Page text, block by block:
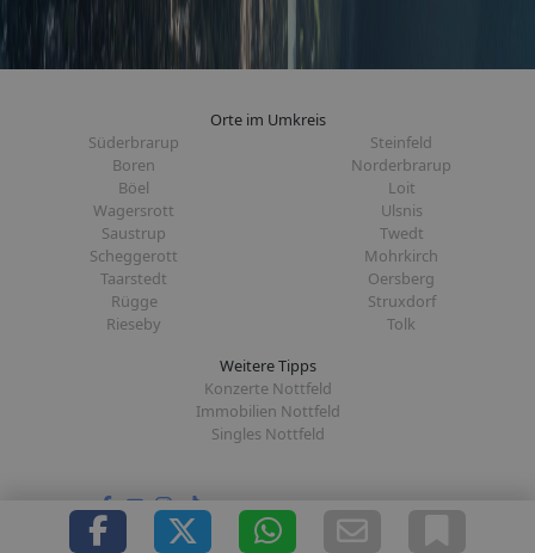
Orte im Umkreis
Süderbrarup
Steinfeld
Boren
Norderbrarup
Böel
Loit
Wagersrott
Ulsnis
Saustrup
Twedt
Scheggerott
Mohrkirch
Taarstedt
Oersberg
Rügge
Struxdorf
Rieseby
Tolk
Weitere Tipps
Konzerte Nottfeld
Immobilien Nottfeld
Singles Nottfeld